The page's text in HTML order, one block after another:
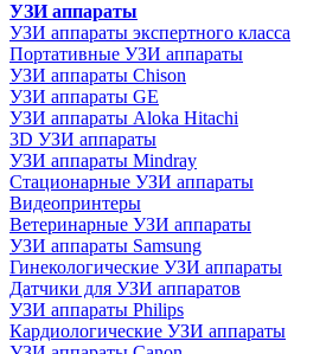
УЗИ аппараты
УЗИ аппараты экспертного класса
Портативные УЗИ аппараты
УЗИ аппараты Chison
УЗИ аппараты GE
УЗИ аппараты Aloka Hitachi
3D УЗИ аппараты
УЗИ аппараты Mindray
Стационарные УЗИ аппараты
Видеопринтеры
Ветеринарные УЗИ аппараты
УЗИ аппараты Samsung
Гинекологические УЗИ аппараты
Датчики для УЗИ аппаратов
УЗИ аппараты Philips
Кардиологические УЗИ аппараты